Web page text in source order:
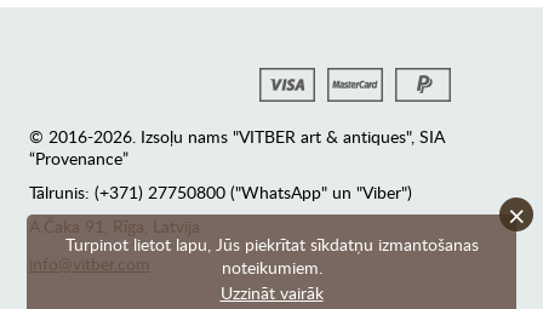
Turpinot lietot lapu, Jūs piekrītat sīkdatņu izmantošanas
noteikumiem.
Uzzināt vairāk
×
© 2016-2026. Izsoļu nams "VITBER art & antiques", SIA
“Provenance”
Tālrunis: (+371) 27750800 ("WhatsApp" un "Viber")